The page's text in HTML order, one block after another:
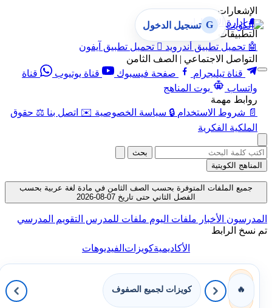
الإشعارات
🔔 إدارة الإشعارات
التطبيقات
🤖 تحميل تطبيق أندرويد  تحميل تطبيق آيفون
التواصل الاجتماعي | الصف الثامن
قناة تيليجرام
صفحة فيسبوك قناة يوتيوب
قناة
واتساب
بوت المناهج
روابط مهمة
📄 شروط الاستخدام 🔒 سياسة الخصوصية ✉️ اتصل بنا ⚖️ حقوق
الملكية الفكرية
G تسجيل الدخول
بحث
المناهج الكويتية
جميع الملفات المتوفرة بحسب الصف الثامن في مادة لغة عربية بحسب
الفصل الثاني حتى تاريخ 07-08-2026
المدرسون الأخبار ملفات اليوم ملفات للمدرس التقويم المدرسي
تم نسخ الرابط
الأكاديميةكويزاتالفيديوهات
🔥 كويزات لجميع الصفوف